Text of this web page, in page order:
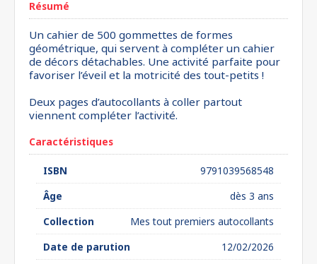
Résumé
Un cahier de 500 gommettes de formes
géométrique, qui servent à compléter un cahier
de décors détachables. Une activité parfaite pour
favoriser l’éveil et la motricité des tout-petits !
Deux pages d’autocollants à coller partout
viennent compléter l’activité.
Caractéristiques
ISBN
9791039568548
Âge
dès 3 ans
Collection
Mes tout premiers autocollants
Date de parution
12/02/2026